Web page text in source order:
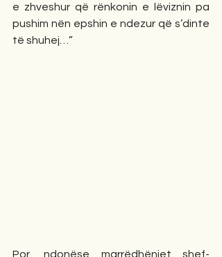
e zhveshur që rënkonin e lëviznin pa
pushim nën epshin e ndezur që s’dinte
të shuhej…”
Por, ndonëse marrëdhëniet shef-